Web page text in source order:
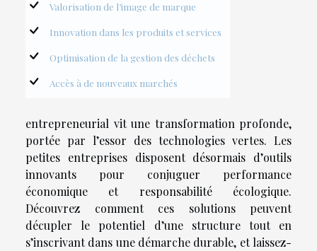
Valorisation de l’image de marque
Innovation dans les produits et services
Optimisation de la gestion des déchets
Accès à de nouveaux marchés
entrepreneurial vit une transformation profonde,
portée par l’essor des technologies vertes. Les
petites entreprises disposent désormais d’outils
innovants pour conjuguer performance
économique et responsabilité écologique.
Découvrez comment ces solutions peuvent
décupler le potentiel d’une structure tout en
s’inscrivant dans une démarche durable, et laissez-